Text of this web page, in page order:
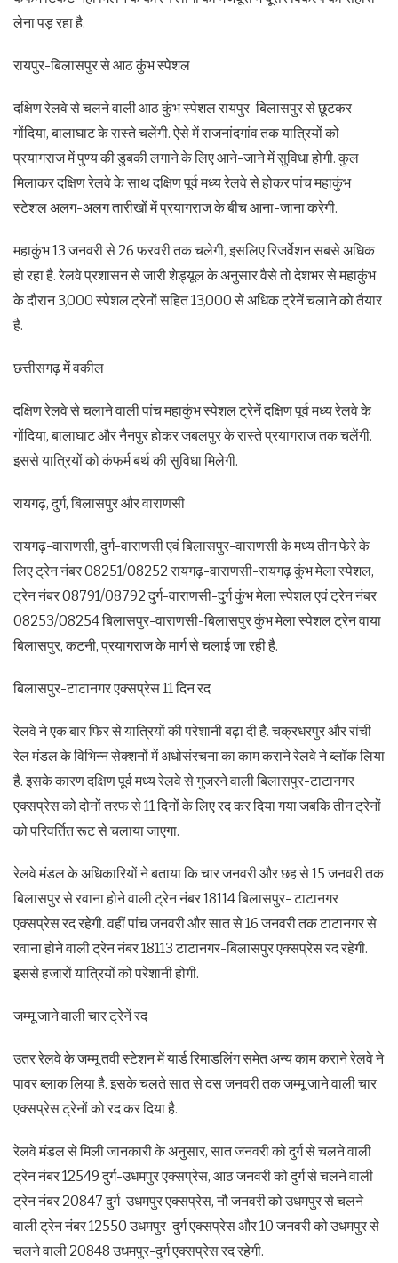
लेना पड़ रहा है.
रायपुर-बिलासपुर से आठ कुंभ स्पेशल
दक्षिण रेलवे से चलने वाली आठ कुंभ स्पेशल रायपुर-बिलासपुर से छूटकर
गोंदिया, बालाघाट के रास्ते चलेंगी. ऐसे में राजनांदगांव तक यात्रियों को
प्रयागराज में पुण्य की डुबकी लगाने के लिए आने-जाने में सुविधा होगी. कुल
मिलाकर दक्षिण रेलवे के साथ दक्षिण पूर्व मध्य रेलवे से होकर पांच महाकुंभ
स्टेशल अलग-अलग तारीखों में प्रयागराज के बीच आना-जाना करेगी.
महाकुंभ 13 जनवरी से 26 फरवरी तक चलेगी, इसलिए रिजर्वेशन सबसे अधिक
हो रहा है. रेलवे प्रशासन से जारी शेड्यूल के अनुसार वैसे तो देशभर से महाकुंभ
के दौरान 3,000 स्पेशल ट्रेनों सहित 13,000 से अधिक ट्रेनें चलाने को तैयार
है.
छत्तीसगढ़ में वकील
दक्षिण रेलवे से चलाने वाली पांच महाकुंभ स्पेशल ट्रेनें दक्षिण पूर्व मध्य रेलवे के
गोंदिया, बालाघाट और नैनपुर होकर जबलपुर के रास्ते प्रयागराज तक चलेंगी.
इससे यात्रियों को कंफर्म बर्थ की सुविधा मिलेगी.
रायगढ़, दुर्ग, बिलासपुर और वाराणसी
रायगढ़-वाराणसी, दुर्ग-वाराणसी एवं बिलासपुर-वाराणसी के मध्य तीन फेरे के
लिए ट्रेन नंबर 08251/08252 रायगढ़-वाराणसी-रायगढ़ कुंभ मेला स्पेशल,
ट्रेन नंबर 08791/08792 दुर्ग-वाराणसी-दुर्ग कुंभ मेला स्पेशल एवं ट्रेन नंबर
08253/08254 बिलासपुर-वाराणसी-बिलासपुर कुंभ मेला स्पेशल ट्रेन वाया
बिलासपुर, कटनी, प्रयागराज के मार्ग से चलाई जा रही है.
बिलासपुर-टाटानगर एक्सप्रेस 11 दिन रद
रेलवे ने एक बार फिर से यात्रियों की परेशानी बढ़ा दी है. चक्रधरपुर और रांची
रेल मंडल के विभिन्न सेक्शनों में अधोसंरचना का काम कराने रेलवे ने ब्लॉक लिया
है. इसके कारण दक्षिण पूर्व मध्य रेलवे से गुजरने वाली बिलासपुर-टाटानगर
एक्सप्रेस को दोनों तरफ से 11 दिनों के लिए रद कर दिया गया जबकि तीन ट्रेनों
को परिवर्तित रूट से चलाया जाएगा.
रेलवे मंडल के अधिकारियों ने बताया कि चार जनवरी और छह से 15 जनवरी तक
बिलासपुर से रवाना होने वाली ट्रेन नंबर 18114 बिलासपुर- टाटानगर
एक्सप्रेस रद रहेगी. वहीं पांच जनवरी और सात से 16 जनवरी तक टाटानगर से
रवाना होने वाली ट्रेन नंबर 18113 टाटानगर-बिलासपुर एक्सप्रेस रद रहेगी.
इससे हजारों यात्रियों को परेशानी होगी.
जम्मू जाने वाली चार ट्रेनें रद
उतर रेलवे के जम्मू तवी स्टेशन में यार्ड रिमाडलिंग समेत अन्य काम कराने रेलवे ने
पावर ब्लाक लिया है. इसके चलते सात से दस जनवरी तक जम्मू जाने वाली चार
एक्सप्रेस ट्रेनों को रद कर दिया है.
रेलवे मंडल से मिली जानकारी के अनुसार, सात जनवरी को दुर्ग से चलने वाली
ट्रेन नंबर 12549 दुर्ग-उधमपुर एक्सप्रेस, आठ जनवरी को दुर्ग से चलने वाली
ट्रेन नंबर 20847 दुर्ग-उधमपुर एक्सप्रेस, नौ जनवरी को उधमपुर से चलने
वाली ट्रेन नंबर 12550 उधमपुर-दुर्ग एक्सप्रेस और 10 जनवरी को उधमपुर से
चलने वाली 20848 उधमपुर-दुर्ग एक्सप्रेस रद रहेगी.